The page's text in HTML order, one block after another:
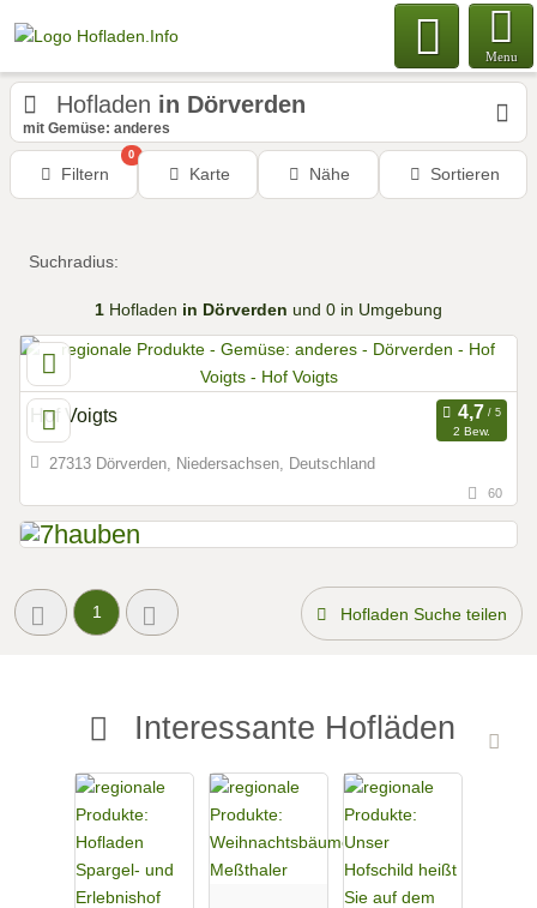
Menu
Hofladen in Dörverden
mit Gemüse: anderes
Filtern
0
Karte Nähe Sortieren
Suchradius:
1 Hofladen in Dörverden und 0 in Umgebung
Hof Voigts
2 Bew.
27313 Dörverden, Niedersachsen, Deutschland
60
1 Hofladen Suche teilen
Interessante Hofläden